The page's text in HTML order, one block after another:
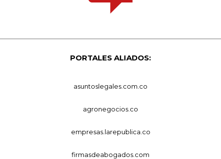
PORTALES ALIADOS:
asuntoslegales.com.co
agronegocios.co
empresas.larepublica.co
firmasdeabogados.com